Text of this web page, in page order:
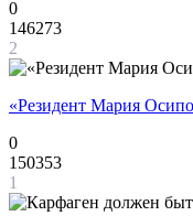
0
146273
2
«Резидент Мария
0
150353
1